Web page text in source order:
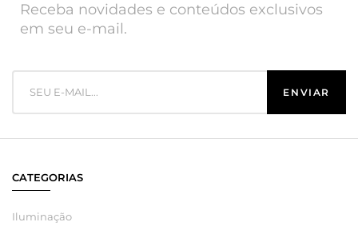
Receba novidades e conteúdos exclusivos
em seu e-mail.
CATEGORIAS
Iluminação